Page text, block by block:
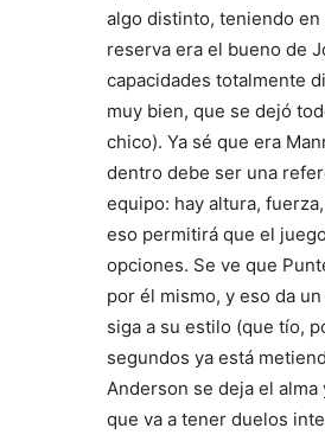
algo distinto, teniendo en
reserva era el bueno de
capacidades totalmente
muy bien, que se dejó
chico). Ya sé que era
dentro debe ser una
equipo: hay altura,
eso permitirá que el
opciones. Se ve que
por él mismo, y eso da
siga a su estilo (que tío,
segundos ya está
Anderson se deja el
que va a tener duelos